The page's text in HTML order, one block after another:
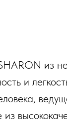
из
и